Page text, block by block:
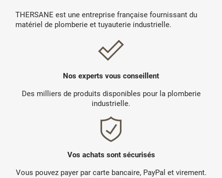
THERSANE est une entreprise française fournissant du
matériel de plomberie et tuyauterie industrielle.
Nos experts vous conseillent
Des milliers de produits disponibles pour la plomberie
industrielle.
Vos achats sont sécurisés
Vous pouvez payer par carte bancaire, PayPal et virement.